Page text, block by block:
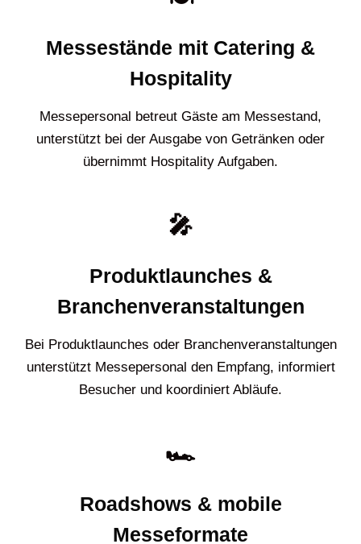
Messestände mit Catering &
Hospitality
Messepersonal betreut Gäste am Messestand,
unterstützt bei der Ausgabe von Getränken oder
übernimmt Hospitality Aufgaben.
🎤
Produktlaunches &
Branchenveranstaltungen
Bei Produktlaunches oder Branchenveranstaltungen
unterstützt Messepersonal den Empfang, informiert
Besucher und koordiniert Abläufe.
🏎️
Roadshows & mobile
Messeformate